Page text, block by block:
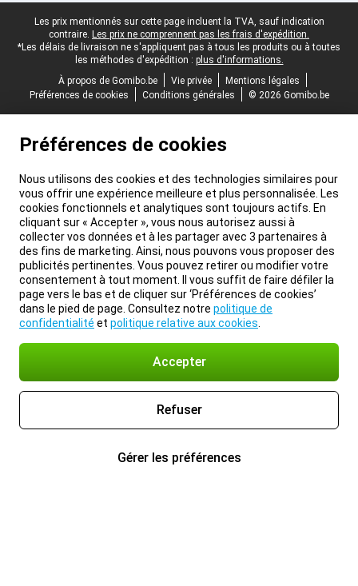
Pied-de-page légal
Les prix mentionnés sur cette page incluent la TVA, sauf indication
contraire. Les prix ne comprennent pas les frais d'expédition.
*Les délais de livraison ne s'appliquent pas à tous les produits ou à toutes
les méthodes d'expédition : plus d'informations.
À propos de Gomibo.be
Vie privée
Mentions légales
Préférences de cookies
Conditions générales © 2026 Gomibo.be
Préférences de cookies
Nous utilisons des cookies et des technologies similaires pour
vous offrir une expérience meilleure et plus personnalisée. Les
cookies fonctionnels et analytiques sont toujours actifs. En
cliquant sur « Accepter », vous nous autorisez aussi à
collecter vos données et à les partager avec 3 partenaires à
des fins de marketing. Ainsi, nous pouvons vous proposer des
publicités pertinentes. Vous pouvez retirer ou modifier votre
consentement à tout moment. Il vous suffit de faire défiler la
page vers le bas et de cliquer sur ‘Préférences de cookies’
dans le pied de page. Consultez notre politique de
confidentialité et politique relative aux cookies
Accepter
Refuser
Gérer les préférences